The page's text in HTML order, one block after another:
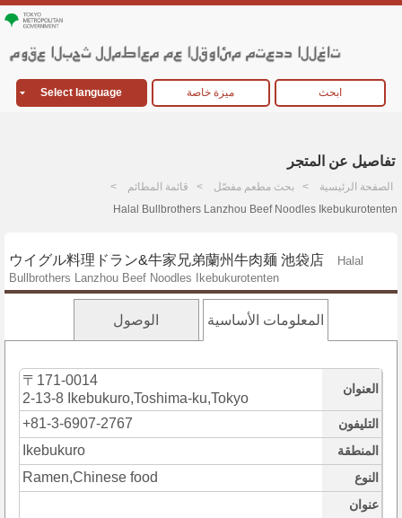
Select language ميزة خاصة ابحث
تفاصيل عن المتجر
الصفحة الرئيسية بحث مطعم مفصّل
قائمة المطائم
Halal Bullbrothers Lanzhou Beef Noodles Ikebukurotenten
ウイグル料理ドラン&牛家兄弟蘭州牛肉麺 池袋店
Halal
Bullbrothers Lanzhou Beef Noodles Ikebukurotenten
المعلومات الأساسية الوصول
العنوان
〒171-0014
2-13-8 Ikebukuro,Toshima-ku,Tokyo
التليفون +81-3-6907-2767
المنطقة Ikebukuro
النوع Ramen,Chinese food
عنوان